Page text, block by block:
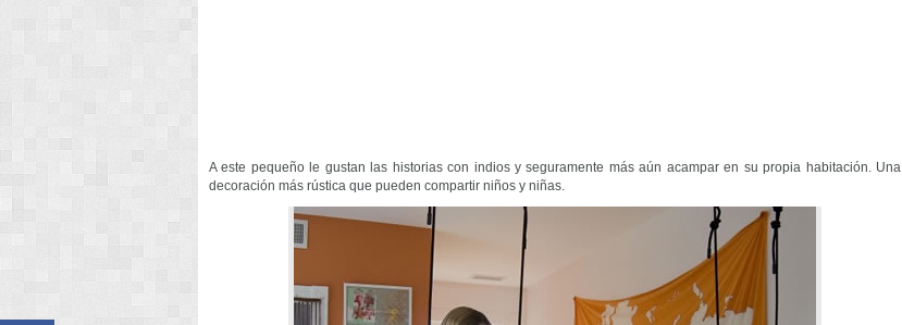
A este pequeño le gustan las historias con indios y seguramente más aún acampar en su propia habitación. Una
decoración más rústica que pueden compartir niños y niñas.